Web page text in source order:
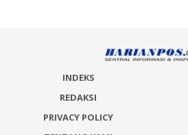
INDEKS
REDAKSI
PRIVACY POLICY